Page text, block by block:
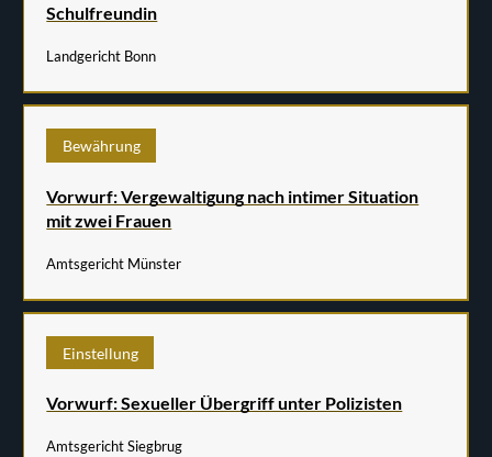
Schulfreundin
Landgericht Bonn
Bewährung
Vorwurf: Vergewaltigung nach intimer Situation
mit zwei Frauen
Amtsgericht Münster
Einstellung
Vorwurf: Sexueller Übergriff unter Polizisten
Amtsgericht Siegbrug